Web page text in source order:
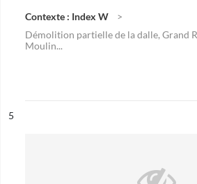
Contexte : Index W
Démolition partielle de la dalle, Grand
Moulin...
n°
5